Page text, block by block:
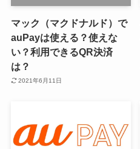
マック（マクドナルド）で
auPayは使える？使えな
い？利用できるQR決済
は？
2021年6月11日